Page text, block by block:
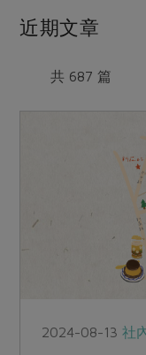
日用品
年菜食譜
養身食補
綠主張月刊
典藏閱覽室
媒體報導
下載專區
近期文章
共 687 篇
2024-08-13社